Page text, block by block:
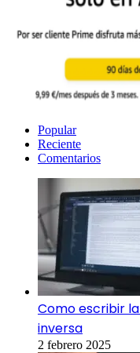
Popular
Reciente
Comentarios
Como escribir
inversa
2 febrero 2025